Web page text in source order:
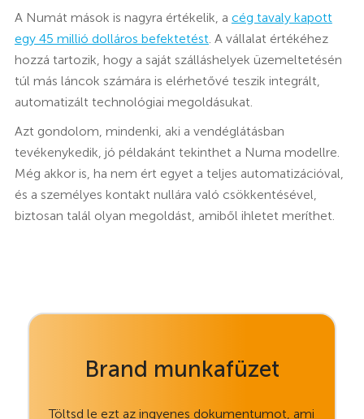
A Numát mások is nagyra értékelik, a cég tavaly kapott
egy 45 millió dolláros befektetést. A vállalat értékéhez
hozzá tartozik, hogy a saját szálláshelyek üzemeltetésén
túl más láncok számára is elérhetővé teszik integrált,
automatizált technológiai megoldásukat.
Azt gondolom, mindenki, aki a vendéglátásban
tevékenykedik, jó példakánt tekinthet a Numa modellre.
Még akkor is, ha nem ért egyet a teljes automatizációval,
és a személyes kontakt nullára való csökkentésével,
biztosan talál olyan megoldást, amiből ihletet meríthet.
Brand munkafüzet
Töltsd le ezt az ingyenes dokumentumot, ami